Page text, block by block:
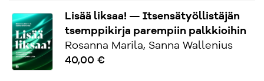
Lisää liksaa! — Itsensätyöllistäjän
tsemppikirja parempiin palkkioihin
Rosanna Marila, Sanna Wallenius
40,00 €